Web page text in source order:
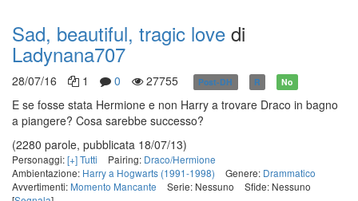
Sad, beautiful, tragic love di
Ladynana707
28/07/16 1 0 27755 Post-DH R No
E se fosse stata Hermione e non Harry a trovare Draco in bagno
a piangere? Cosa sarebbe successo?
(2280 parole, pubblicata 18/07/13)
Personaggi:[+] Tutti Pairing: Draco/Hermione
Ambientazione: Harry a Hogwarts (1991-1998) Genere: Drammatico
Avvertimenti: Momento Mancante Serie: Nessuno
Sfide: Nessuno